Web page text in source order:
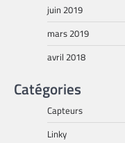
juin 2019
mars 2019
avril 2018
Catégories
Capteurs
Linky